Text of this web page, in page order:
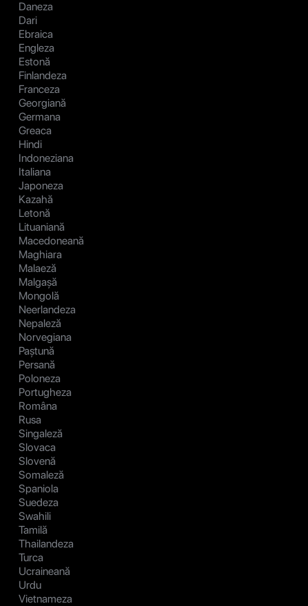
Daneza
Dari
Ebraica
Engleza
Estonă
Finlandeza
Franceza
Georgiană
Germana
Greaca
Hindi
Indoneziana
Italiana
Japoneza
Kazahă
Letonă
Lituaniană
Macedoneană
Maghiara
Malaeză
Malgașă
Mongolă
Neerlandeza
Nepaleză
Norvegiana
Paștună
Persană
Poloneza
Portugheza
Româna
Rusa
Singaleză
Slovaca
Slovenă
Somaleză
Spaniola
Suedeza
Swahili
Tamilă
Thailandeza
Turca
Ucraineană
Urdu
Vietnameza